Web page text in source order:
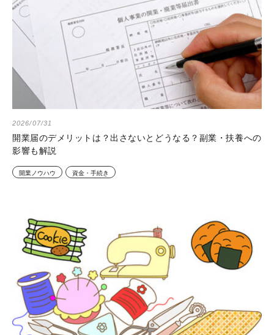
2026/07/31
開業届のデメリットは？出さないとどうなる？副業・扶養への
影響も解説
開業ノウハウ 資金・手続き